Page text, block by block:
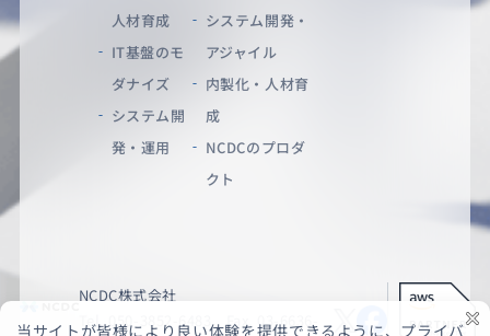
人材育成
IT基盤のモ
ダナイズ
システム開
発・運用
システム開発・
アジャイル
内製化・人材育
成
NCDCのプロダ
クト
NCDC株式会社
Tel. 050-3852-6483 Fax. 03-6636-